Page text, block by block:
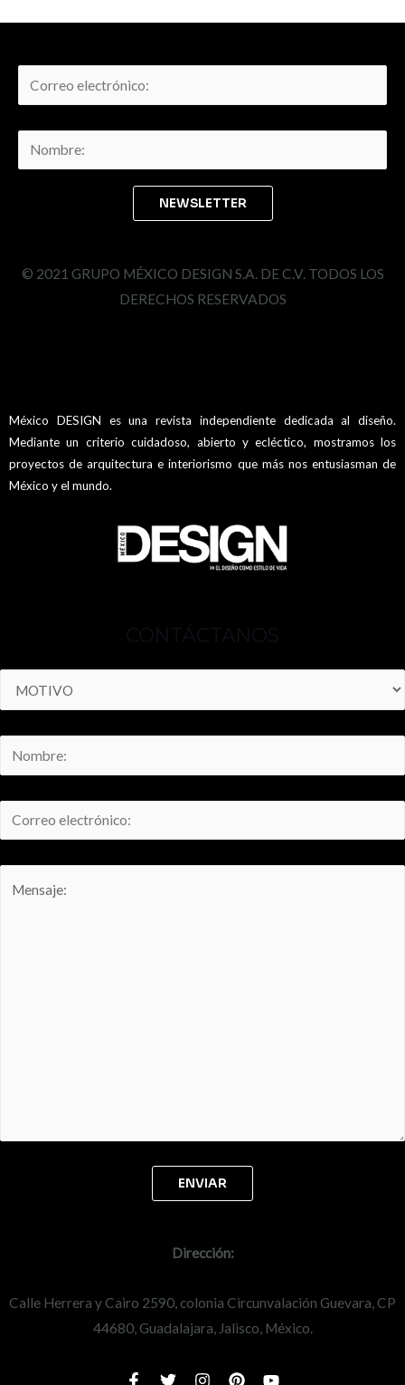
© 2021 GRUPO MÉXICO DESIGN S.A. DE C.V. TODOS LOS
DERECHOS RESERVADOS
México DESIGN es una revista independiente dedicada al diseño.
Mediante un criterio cuidadoso, abierto y ecléctico, mostramos los
proyectos de arquitectura e interiorismo que más nos entusiasman de
México y el mundo.
CONTÁCTANOS
Dirección:
Calle Herrera y Cairo 2590, colonia Circunvalación Guevara, CP
44680, Guadalajara, Jalisco, México.